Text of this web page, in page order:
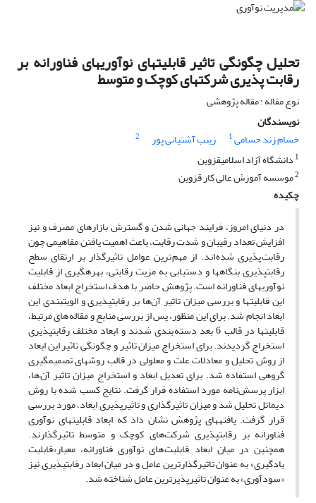
تحلیل چگونگی تاثیر قابلیت‎های نوآوری‎های فناورانه بر
رقابت پذیری شرکت‎های کوچک و متوسط
نوع مقاله : مقاله پژوهشی
نویسندگان
حسام زند حسامی1 زینب آشتیانی پور
2
1 دانشگاه آزاد اسلامی‎قزوین
2موسسه آموزش عالی کار قزوین
چکیده
در دنیای امروز، فرایند جهانی شدن و گسترش بازارهای مصرف و نیز
افزایش تعداد رقیبان و شدت رقابت، باعث اهمیت یافتن مفاهیمی چون
رقابت پذیری شده اند. از مهم ترین عوامل تاثیرگذار بر ارتقای سطح
رقابت‎پذیری‎ بنگاه‎ها و دستیابی به مزیت رقابتی، بهره‎گیری از قابلیت‌
نوآوری‎های فناورانه است. پژوهش حاضر با هدف استخراج ابعاد مختلف
این قابلیت‎ها و بررسی میزان تاثیر آن‌ها بر رقابت‎پذیری و الویت‏بندی این
ابعاد انجام شد. برای این منظور، پس از بررسی منابع و مقاله های مرتبط،
استخراج گردیدند. برای استخراج میزان تاثیر و چگونگی تاثیر این ابعاد
از روش تحلیل و معادلات علت و معلولی در قالب روش‎های تصمیم‎گیری
گروهی استفاده شد. برای تعدیل ابعاد و استخراج میزان تاثیر آن ها،
ابزار پرسش‌نامه مورد استفاده قرار گرفت. نتایج کسب شده با روش
دیماتل تحلیل شد و میزان تاثیرگذاری و تاثیرپذیری ابعاد، مورد بررسی
قرار گرفت. یافته‎های پژوهش نشان داد که ابعاد قابلیت‎های نوآوری
فناورانه بر رقابت‎پذیری شرکت‌های کوچک و متوسط تاثیرگذارند.
همچنین در میان ابعاد قابلیت های نوآوری فناورانه، معیار»قابلیت
یادگیری» به عنوان تاثیرگذارترین عامل و در میان ابعاد رقابت‎پذیری نیز
«سودآوری» به عنوان تاثیرپذیرترین عامل شناخته شد.